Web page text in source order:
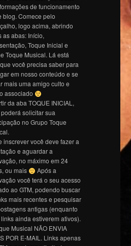
de funcionamento
blog. Comece pelo
logo acima, abrindo
as abas: Início,
Toque Inicial e
Toque Musical. Lá está
você precisa saber para
em nosso conteúdo e se
mais uma amigo culto e
associado
da aba TOQUE INICIAL,
solicitar sua
no Grupo Toque
inscrever você deve fazer a
e aguardar a
no máximo em 24
ou mais
Após a
você terá o seu acesso
ao GTM, podendo buscar
mais recentes e pesquisar
antigas (enquanto
ainda estiverem ativos).
Musical NÃO ENVIA
POR E-MAIL. Links apenas